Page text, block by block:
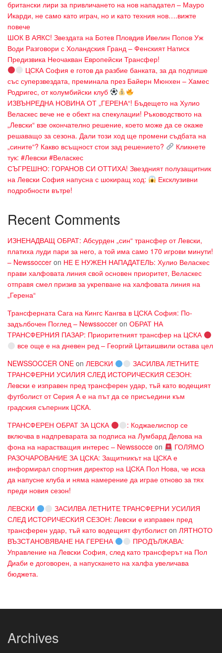
британски лири за привличането на нов нападател – Мауро
Икарди, не само като играч, но и като техния нов….вижте
повече
ШОК В АЯКС! Звездата на Ботев Пловдив Ивелин Попов Уж
Води Разговори с Холандския Гранд – Фенският Натиск
Предизвика Неочакван Европейски Трансфер!
ЦСКА София е готов да разбие банката, за да подпише
със суперзвездата, преминала през Байерн Мюнхен – Хамес
Родригес, от колумбийски клуб
ИЗВЪНРЕДНА НОВИНА ОТ „ГЕРЕНА“! Бъдещето на Хулио
Веласкес вече не е обект на спекулации! Ръководството на
„Левски“ взе окончателно решение, което може да се окаже
решаващо за сезона. Дали този ход ще промени съдбата на
„сините“? Какво всъщност стои зад решението?
Кликнете
тук: #Левски #Веласкес
СЪГРЕШНО: ГОРАНОВ СИ ОТТИХА! Звездният полузащитник
на Левски София напусна с шокиращ ход:
Ексклузивни
подробности вътре!
Recent Comments
ИЗНЕНАДВАЩ ОБРАТ: Абсурден „син“ трансфер от Левски,
платиха луди пари за него, а той има само 170 игрови минути!
– Newssoccer on НЕ Е НУЖЕН НАПАДАТЕЛЬ: Хулио Веласкес
прави халфовата линия свой основен приоритет, Веласкес
отправя смел призив за укрепване на халфовата линия на
„Герена“
Трансферната Сага на Кингс Кангва в ЦСКА София: По-
задълбочен Поглед – Newssoccer on ОБРАТ НА
ТРАНСФЕРНИЯ ПАЗАР: Приоритетният трансфер на ЦСКА
все още е на дневен ред – Георгий Цитаишвили остава цел
NEWSSOCCER ONE on ЛЕВСКИ
ЗАСИЛВА ЛЕТНИТЕ
ТРАНСФЕРНИ УСИЛИЯ СЛЕД ИСТОРИЧЕСКИЯ СЕЗОН:
Левски е изправен пред трансферен удар, тъй като водещият
футболист от Серия А е на път да се присъедини към
градския съперник ЦСКА.
ТРАНСФЕРЕН ОБРАТ ЗА ЦСКА
: Коджаелиспор се
включва в надпреварата за подписа на Лумбард Делова на
фона на нарастващия интерес – Newssocce on
ГОЛЯМО
РАЗОЧАРОВАНИЕ ЗА ЦСКА: Защитникът на ЦСКА е
информирал спортния директор на ЦСКА Пол Нова, че иска
да напусне клуба и няма намерение да играе отново за тях
преди новия сезон!
ЛЕВСКИ
ЗАСИЛВА ЛЕТНИТЕ ТРАНСФЕРНИ УСИЛИЯ
СЛЕД ИСТОРИЧЕСКИЯ СЕЗОН: Левски е изправен пред
трансферен удар, тъй като водещият футболистon ЛЯТНОТО
ВЪЗСТАНОВЯВАНЕ НА ГЕРЕНА
ПРОДЪЛЖАВА:
Управление на Левски София, след като трансферът на Пол
Диаби е договорен, а напускането на халфа увеличава
бюджета.
Archives